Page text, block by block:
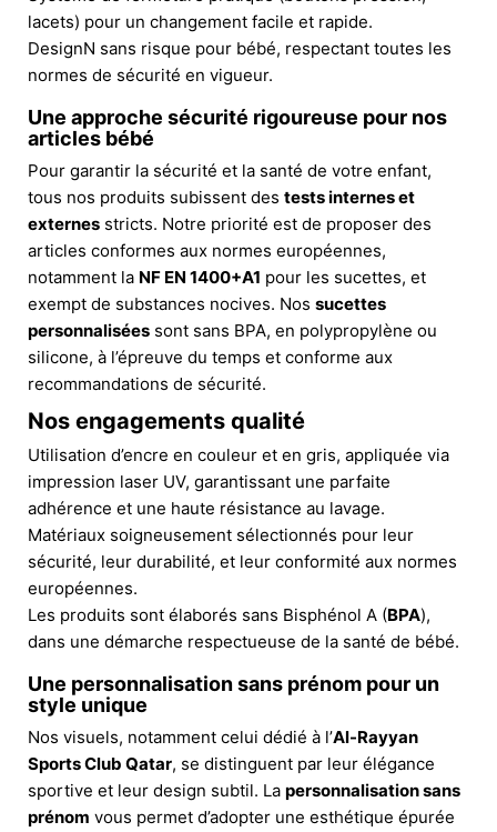
lacets) pour un changement facile et rapide.
DesignN sans risque pour bébé, respectant toutes les
normes de sécurité en vigueur.
Une approche sécurité rigoureuse pour nos
articles bébé
Pour garantir la sécurité et la santé de votre enfant,
tous nos produits subissent des tests internes et
externes stricts. Notre priorité est de proposer des
articles conformes aux normes européennes,
notamment la NF EN 1400+A1 pour les sucettes, et
exempt de substances nocives. Nos sucettes
personnalisées sont sans BPA, en polypropylène ou
silicone, à l’épreuve du temps et conforme aux
recommandations de sécurité.
Nos engagements qualité
Utilisation d’encre en couleur et en gris, appliquée via
impression laser UV, garantissant une parfaite
adhérence et une haute résistance au lavage.
Matériaux soigneusement sélectionnés pour leur
sécurité, leur durabilité, et leur conformité aux normes
européennes.
Les produits sont élaborés sans Bisphénol A (BPA),
dans une démarche respectueuse de la santé de bébé.
Une personnalisation sans prénom pour un
style unique
Nos visuels, notamment celui dédié à l’Al-Rayyan
Sports Club Qatar, se distinguent par leur élégance
sportive et leur design subtil. La personnalisation sans
prénom vous permet d’adopter une esthétique épurée